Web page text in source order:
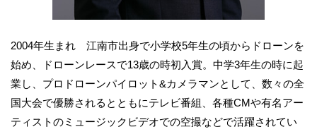
2004年生まれ 江南市出身で小学校5年生の頃からドローンを
始め、ドローンレースで13歳の時初入賞。中学3年生の時に起
業し、プロドローンパイロット&カメラマンとして、数々の全
国大会で優勝されるとともにテレビ番組、各種CMや有名アー
ティストのミュージックビデオでの空撮などで活躍されてい